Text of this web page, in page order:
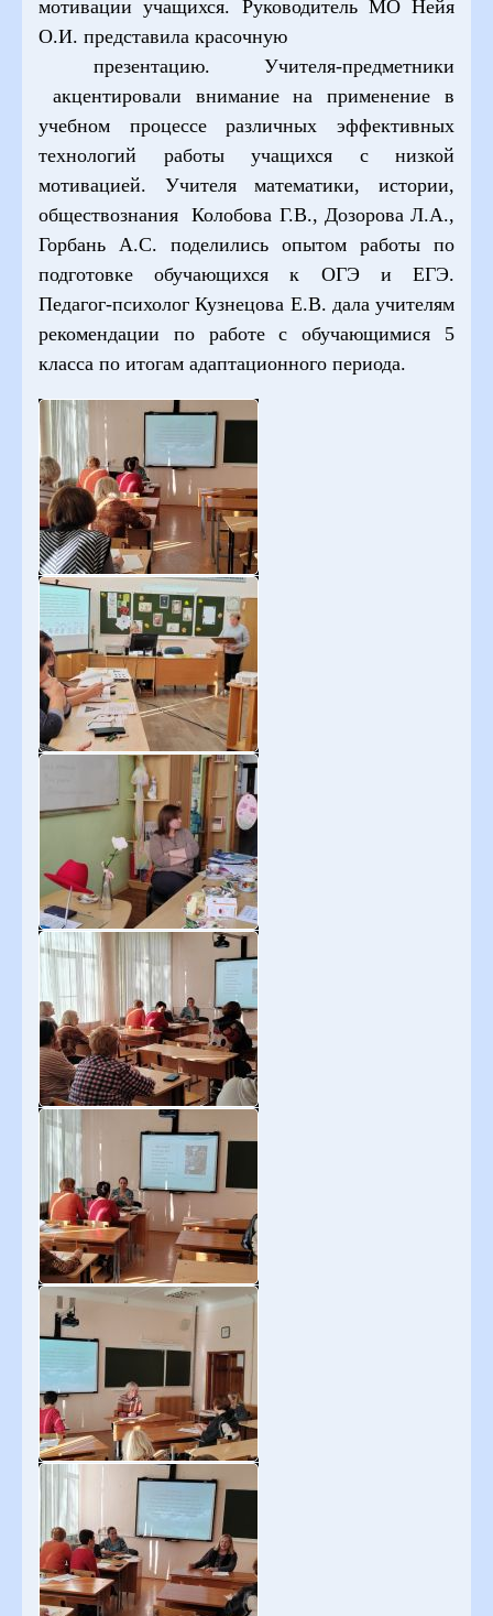
мотивации учащихся. Руководитель МО Нейя
О.И. представила красочную
презентацию. Учителя-предметники
акцентировали внимание на применение в
учебном процессе различных эффективных
технологий работы учащихся с низкой
мотивацией. Учителя математики, истории,
обществознания Колобова Г.В., Дозорова Л.А.,
Горбань А.С. поделились опытом работы по
подготовке обучающихся к ОГЭ и ЕГЭ.
Педагог-психолог Кузнецова Е.В. дала учителям
рекомендации по работе с обучающимися 5
класса по итогам адаптационного периода.